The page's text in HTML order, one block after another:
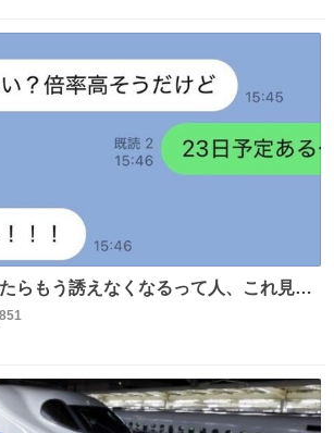
らもう誘えなくなるって人、これ見て